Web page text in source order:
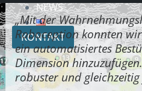
NEWS
KONTAKT
„Mit der
Roboception konnten
ein automatisiertes
Dimension
robuster und